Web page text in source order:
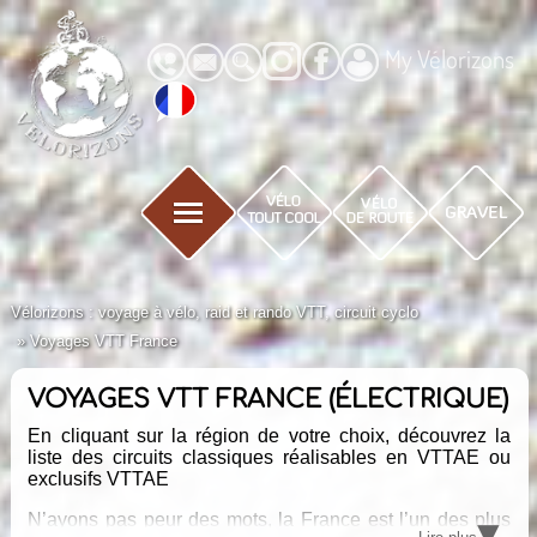
My Vélorizons
Vélorizons : voyage à vélo, raid et rando VTT, circuit cyclo
Voyages VTT France
VOYAGES VTT FRANCE (ÉLECTRIQUE)
En cliquant sur la région de votre choix, découvrez la
liste des circuits classiques réalisables en VTTAE ou
exclusifs VTTAE
N’ayons pas peur des mots, la France est l’un des plus